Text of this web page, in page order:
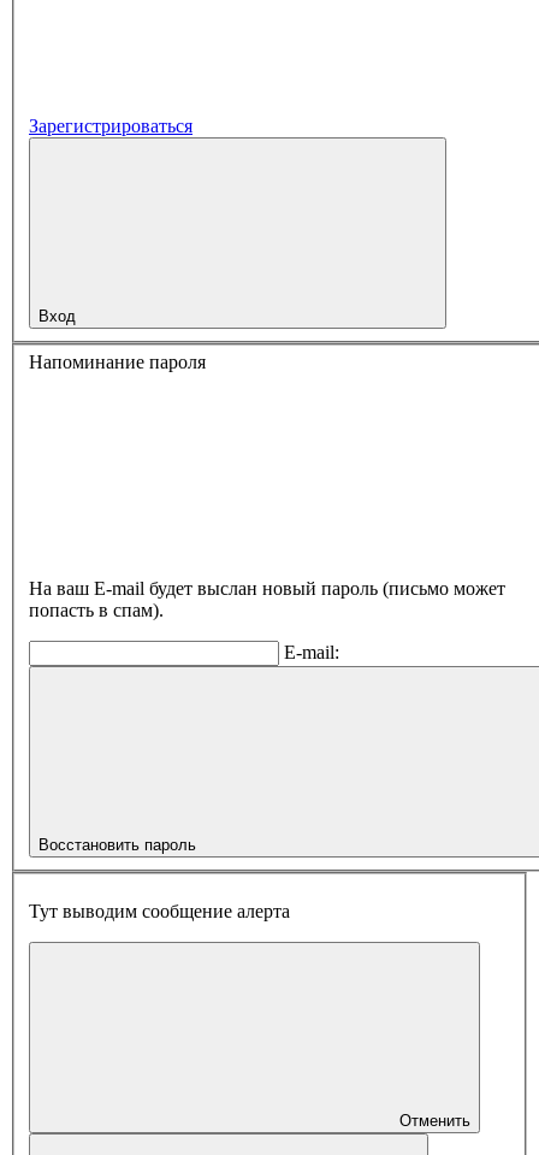
Зарегистрироваться
Вход
Напоминание пароля
На ваш E-mail будет выслан новый пароль (письмо может
попасть в спам).
E-mail:
Восстановить пароль
Тут выводим сообщение алерта
Отменить